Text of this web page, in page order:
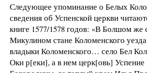
Следующее упоминание о Белых
сведения об Успенской церкви
книге 1577/1578 годов: «В Болшом
Микулином стане Коломенского
владыки Коломенского… село Бел
Оки р[еки], а в нем церк[овь]